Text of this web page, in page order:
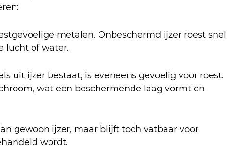
metalen. Onbeschermd ijzer roest snel
lucht of water.
uit ijzer bestaat, is eveneens gevoelig voor roest.
wat een beschermende laag vormt en
gewoon ijzer, maar blijft toch vatbaar voor
wordt.